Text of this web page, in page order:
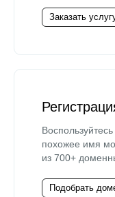
Заказать
похожее имя
из 700+
Подобрать